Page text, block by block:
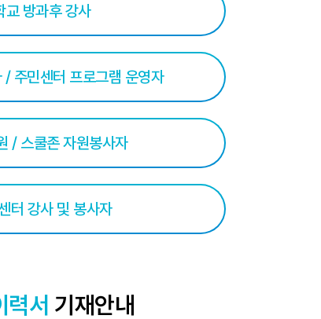
교 방과후 강사
/ 주민센터 프로그램 운영자
/ 스쿨존 자원봉사자
터 강사 및 봉사자
력서 기재안내